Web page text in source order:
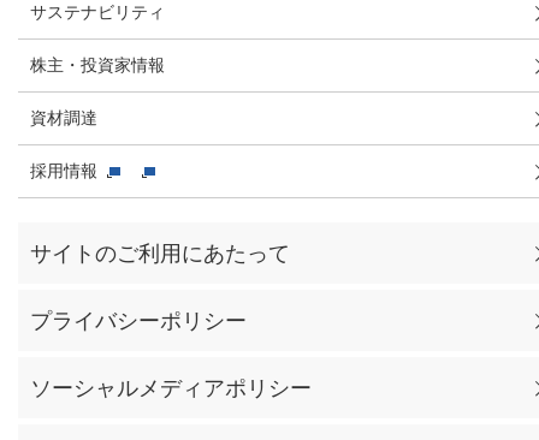
サステナビリティ
株主・投資家情報
資材調達
採用情報
サイトのご利用にあたって
プライバシーポリシー
ソーシャルメディアポリシー